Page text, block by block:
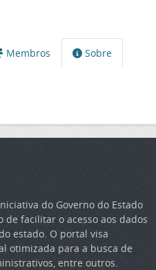
Membros Sobre
do Governo do Estado
de facilitar o acesso aos dados
estado. O portal visa
otimizada para a busca de
entre outros.